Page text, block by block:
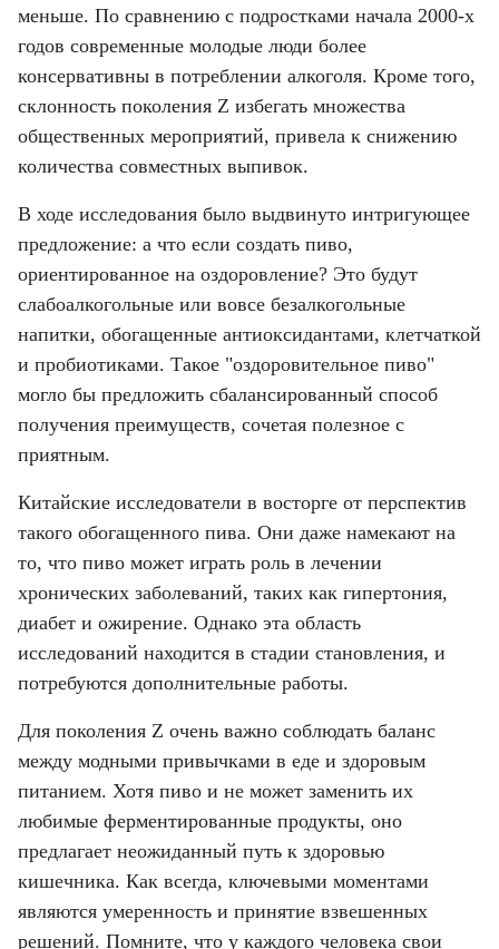
меньше. По сравнению с подростками начала 2000-х
годов современные молодые люди более
консервативны в потреблении алкоголя. Кроме того,
склонность поколения Z избегать множества
общественных мероприятий, привела к снижению
количества совместных выпивок.
В ходе исследования было выдвинуто интригующее
предложение: а что если создать пиво,
ориентированное на оздоровление? Это будут
слабоалкогольные или вовсе безалкогольные
напитки, обогащенные антиоксидантами, клетчаткой
и пробиотиками. Такое "оздоровительное пиво"
могло бы предложить сбалансированный способ
получения преимуществ, сочетая полезное с
приятным.
Китайские исследователи в восторге от перспектив
такого обогащенного пива. Они даже намекают на
то, что пиво может играть роль в лечении
хронических заболеваний, таких как гипертония,
диабет и ожирение. Однако эта область
исследований находится в стадии становления, и
потребуются дополнительные работы.
Для поколения Z очень важно соблюдать баланс
между модными привычками в еде и здоровым
питанием. Хотя пиво и не может заменить их
любимые ферментированные продукты, оно
предлагает неожиданный путь к здоровью
кишечника. Как всегда, ключевыми моментами
являются умеренность и принятие взвешенных
решений. Помните, что у каждого человека свои